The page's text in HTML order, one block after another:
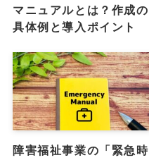
マニュアルとは？作成の
具体例と導入ポイント
障害福祉事業の「緊急時